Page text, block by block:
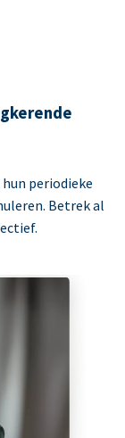
periodieke
Betrek al